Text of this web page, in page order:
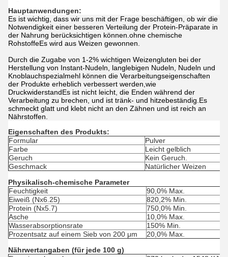
Hauptanwendungen:
Es ist wichtig, dass wir uns mit der Frage beschäftigen, ob wir die
Notwendigkeit einer besseren Verteilung der Protein-Präparate in
der Nahrung berücksichtigen können.ohne chemische
RohstoffeEs wird aus Weizen gewonnen.
Durch die Zugabe von 1-2% wichtigen Weizengluten bei der
Herstellung von Instant-Nudeln, langlebigen Nudeln, Nudeln und
Knoblauchspezialmehl können die Verarbeitungseigenschaften
der Produkte erheblich verbessert werden,wie
DruckwiderstandEs ist nicht leicht, die Enden während der
Verarbeitung zu brechen, und ist tränk- und hitzebeständig.Es
schmeckt glatt und klebt nicht an den Zähnen und ist reich an
Nährstoffen.
Eigenschaften des Produkts:
Formular
Pulver
Farbe
Leicht gelblich
Geruch
Kein Geruch.
Geschmack
Natürlicher Weizen
Physikalisch-chemische Parameter
Feuchtigkeit
90,0% Max.
Eiweiß (Nx6.25)
820,2% Min.
Protein (Nx5.7)
750,0% Min.
Asche
10,0% Max.
Wasserabsorptionsrate
150% Min.
Prozentsatz auf einem Sieb von 200 μm
20,0% Max.
Nährwertangaben (für jede 100 g)